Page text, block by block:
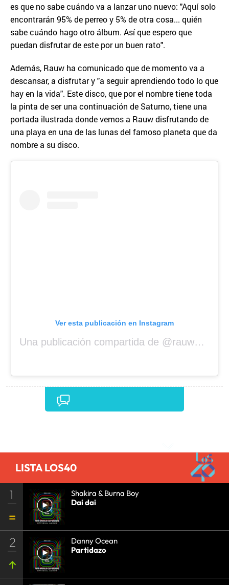
es que no sabe cuándo va a lanzar uno nuevo: "Aquí solo
encontrarán 95% de perreo y 5% de otra cosa... quién
sabe cuándo hago otro álbum. Así que espero que
puedan disfrutar de este por un buen rato".
Además, Rauw ha comunicado que de momento va a
descansar, a disfrutar y "a seguir aprendiendo todo lo que
hay en la vida". Este disco, que por el nombre tiene toda
la pinta de ser una continuación de Saturno, tiene una
portada ilustrada donde vemos a Rauw disfrutando de
una playa en una de las lunas del famoso planeta que da
nombre a su disco.
Ver esta publicación en Instagram
Una publicación compartida de @rauwalejandro
LISTA LOS40
1
Shakira & Burna Boy
Dai dai
2
Danny Ocean
Partidazo